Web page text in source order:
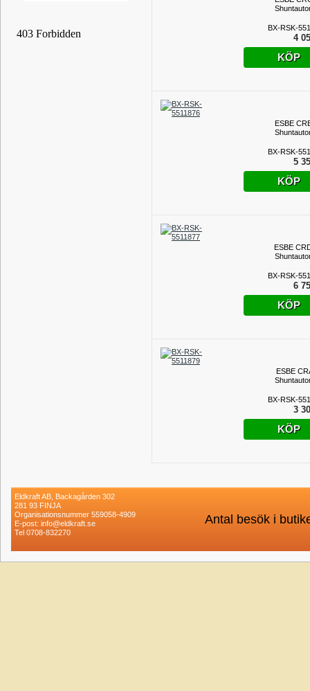
BX-RSK-
4
KÖP
ESBE
BX-RSK-
5
KÖP
ESBE
BX-RSK-
6
KÖP
ESBE
BX-RSK-
3
KÖP
Eldkraft AB, Backagården 302
281 93 FINJA
Organisationsnummer 559058-4909
E-post: info@eldkraft.se
Tel 0708-832270
Antal besök i